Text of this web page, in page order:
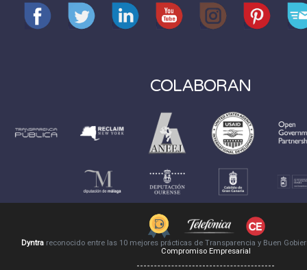
COLABORAN
Dyntrareconocido entre las 10 mejores prácticas de Transparencia y Buen
Compromiso Empresarial